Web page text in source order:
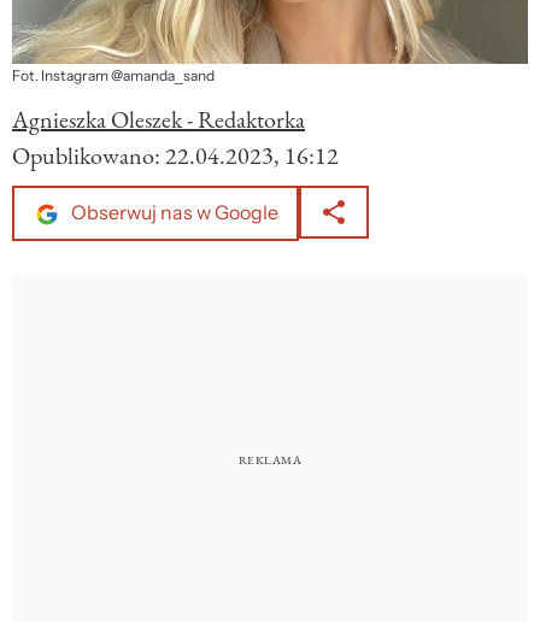
Fot. Instagram @amanda_sand
Agnieszka Oleszek - Redaktorka
Opublikowano:22.04.2023, 16:12
Obserwuj nas w Google